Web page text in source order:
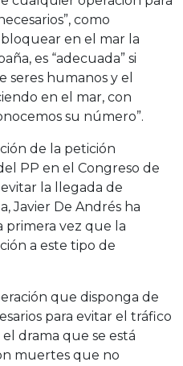
como
en el mar la
es “adecuada” si
seres humanos y el
en el mar, con
su número”.
de la petición
PP en el Congreso de
la llegada de
Javier De Andrés ha
primera vez que la
a este tipo de
que disponga de
para evitar el tráfico
drama que se está
muertes que no